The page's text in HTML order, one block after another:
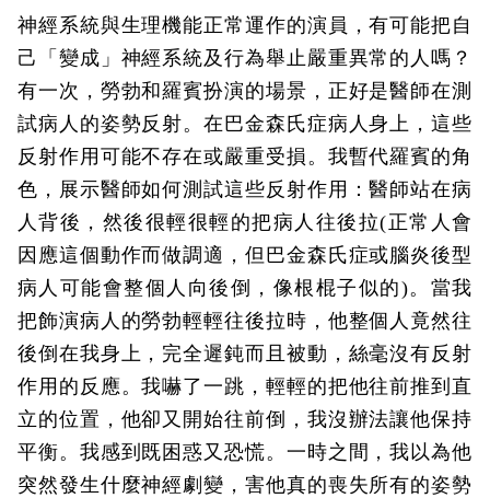
神經系統與生理機能正常運作的演員，有可能把自
己「變成」神經系統及行為舉止嚴重異常的人嗎？
有一次，勞勃和羅賓扮演的場景，正好是醫師在測
試病人的姿勢反射。在巴金森氏症病人身上，這些
反射作用可能不存在或嚴重受損。我暫代羅賓的角
色，展示醫師如何測試這些反射作用：醫師站在病
人背後，然後很輕很輕的把病人往後拉(正常人會
因應這個動作而做調適，但巴金森氏症或腦炎後型
病人可能會整個人向後倒，像根棍子似的)。當我
把飾演病人的勞勃輕輕往後拉時，他整個人竟然往
後倒在我身上，完全遲鈍而且被動，絲毫沒有反射
作用的反應。我嚇了一跳，輕輕的把他往前推到直
立的位置，他卻又開始往前倒，我沒辦法讓他保持
平衡。我感到既困惑又恐慌。一時之間，我以為他
突然發生什麼神經劇變，害他真的喪失所有的姿勢